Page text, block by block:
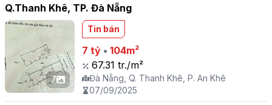
Q.Thanh Khê, TP. Đà Nẵng
7
Tin bán
7 tỷ• 104m²
67.31 tr./m²
Đà Nẵng, Q. Thanh Khê, P. An Khê
07/09/2025